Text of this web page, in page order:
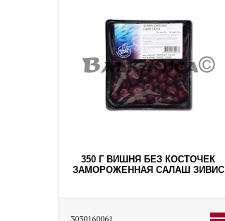
350 Г ВИШНЯ БЕЗ КОСТОЧЕК
ЗАМОРОЖЕННАЯ САЛАШ ЗИВИС
3030160061